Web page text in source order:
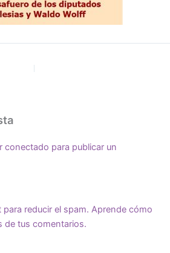
conectado para publicar un
reducir el spam. Aprende cómo
de tus comentarios.